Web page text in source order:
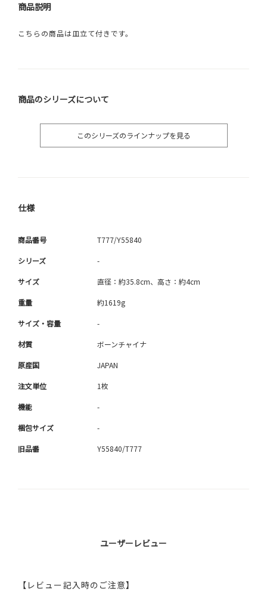
商品説明
こちらの商品は皿立て付きです。
商品のシリーズについて
このシリーズのラインナップを見る
仕様
商品番号 T777/Y55840
シリーズ -
サイズ 直径：約35.8cm、高さ：約4cm
重量 約1619g
サイズ・容量 -
材質 ボーンチャイナ
原産国 JAPAN
注文単位 1枚
機能 -
梱包サイズ -
旧品番 Y55840/T777
ユーザーレビュー
【レビュー記入時のご注意】